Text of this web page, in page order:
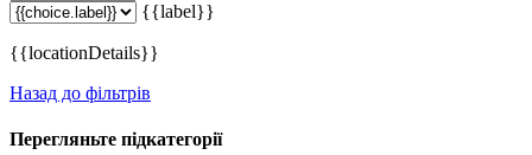
{{label}}
{{locationDetails}}
Назад до фільтрів
Перегляньте підкатегорії